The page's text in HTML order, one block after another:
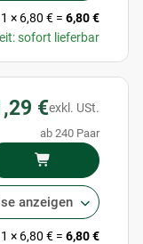
1 × 6,80 € = 6,80 €
sofort lieferbar
€exkl. USt.
ab 240 Paar
anzeigen
1 × 6,80 € = 6,80 €